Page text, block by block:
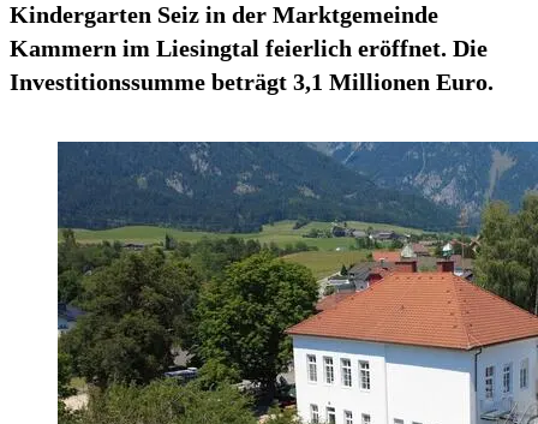
Kindergarten Seiz in der Marktgemeinde
Kammern im Liesingtal feierlich eröffnet. Die
Investitionssumme beträgt 3,1 Millionen Euro.